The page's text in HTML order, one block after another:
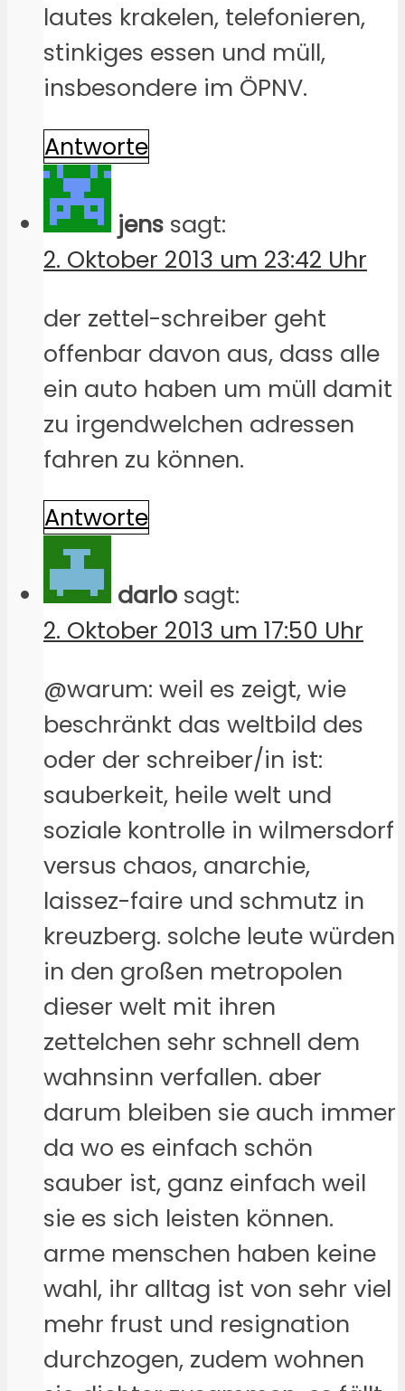
lautes krakelen, telefonieren,
stinkiges essen und müll,
insbesondere im ÖPNV.
Antworte
jens sagt:
2. Oktober 2013 um 23:42 Uhr
der zettel-schreiber geht
offenbar davon aus, dass alle
ein auto haben um müll damit
zu irgendwelchen adressen
fahren zu können.
Antworte
darlo sagt:
2. Oktober 2013 um 17:50 Uhr
@warum: weil es zeigt, wie
beschränkt das weltbild des
oder der schreiber/in ist:
sauberkeit, heile welt und
soziale kontrolle in wilmersdorf
versus chaos, anarchie,
laissez-faire und schmutz in
kreuzberg. solche leute würden
in den großen metropolen
dieser welt mit ihren
zettelchen sehr schnell dem
wahnsinn verfallen. aber
darum bleiben sie auch immer
da wo es einfach schön
sauber ist, ganz einfach weil
sie es sich leisten können.
arme menschen haben keine
wahl, ihr alltag ist von sehr viel
mehr frust und resignation
durchzogen, zudem wohnen